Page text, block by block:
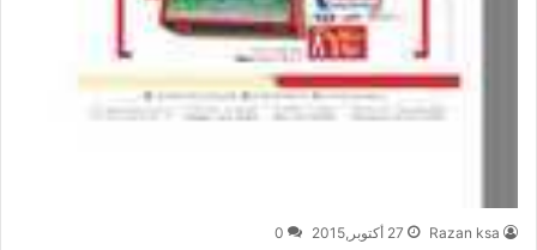
Razan ksa 27 أكتوبر,2015 0